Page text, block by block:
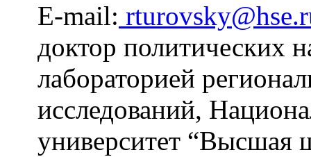
E-mail:
доктор политических
лабораторией
исследований,
университет “Высшая